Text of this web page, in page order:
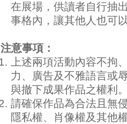
在展場，供讀者自行抽
事格內，讓其他人也可
注意事項：
上述兩項活動內容不拘
力、廣告及不雅語言或
與撤下成果作品之權利
請確保作品為合法且無
隱私權、肖像權及其他